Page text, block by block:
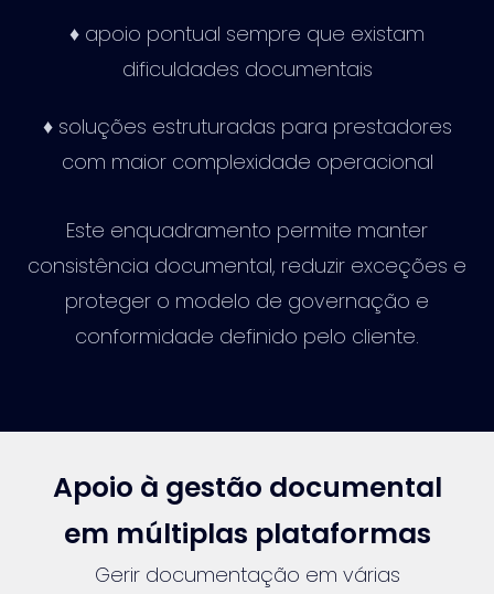
♦ apoio pontual sempre que existam
dificuldades documentais
♦ soluções estruturadas para prestadores
com maior complexidade operacional
Este enquadramento permite manter
consistência documental, reduzir exceções e
proteger o modelo de governação e
conformidade definido pelo cliente.
Apoio à gestão documental
em múltiplas plataformas
Gerir documentação em várias